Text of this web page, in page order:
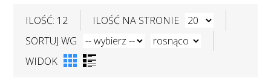
ILOŚĆ: 12
ILOŚĆ NA STRONIE
SORTUJ WG
WIDOK